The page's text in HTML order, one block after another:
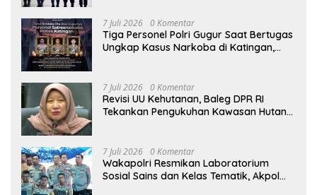
7 Juli 2026 0 Komentar
Tiga Personel Polri Gugur Saat Bertugas
Ungkap Kasus Narkoba di Katingan,
7 Juli 2026 0 Komentar
Revisi UU Kehutanan, Baleg DPR RI
Tekankan Pengukuhan Kawasan Hutan
7 Juli 2026 0 Komentar
Wakapolri Resmikan Laboratorium
Sosial Sains dan Kelas Tematik, Akpol